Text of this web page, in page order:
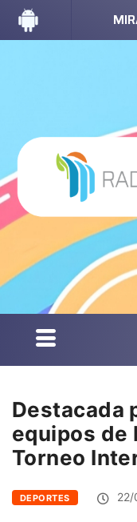
Destacada
equipos de
Torneo
DEPORTES 22/